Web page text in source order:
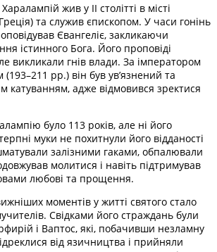
жив у II столітті в місті
та служив єпископом. У часи гонінь
Євангеліє, закликаючи
істинного Бога. Його проповіді
викликали гнів влади. За імператором
рр.) він був ув’язнений та
катуванням, адже відмовився зректися
було 113 років, але ні його
муки не похитнули його відданості
залізними гаками, обпалювали
молитися і навіть підтримував
любові та прощення.
моментів у житті святого стало
Свідками його страждань були
і Ваптос, які, побачивши незламну
від язичництва і прийняли